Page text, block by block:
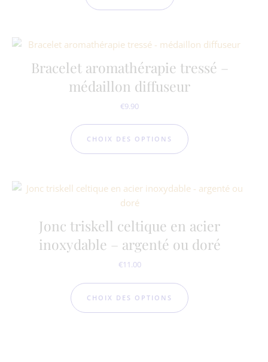
Bracelet aromathérapie tressé –
médaillon diffuseur
€9.90
CHOIX DES OPTIONS
Jonc triskell celtique en acier
inoxydable – argenté ou doré
€11.00
CHOIX DES OPTIONS